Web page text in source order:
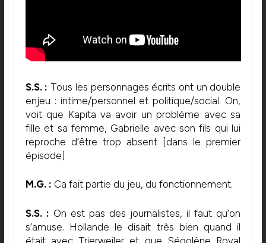
S.S. : Tous les personnages écrits ont un double
enjeu : intime/personnel et politique/social. On,
voit que Kapita va avoir un problème avec sa
fille et sa femme, Gabrielle avec son fils qui lui
reproche d’être trop absent [dans le premier
épisode]
M.G. : Ca fait partie du jeu, du fonctionnement.
S.S. : On est pas des journalistes, il faut qu’on
s’amuse. Hollande le disait très bien quand il
était avec Trierweiler et que Ségolène Royal